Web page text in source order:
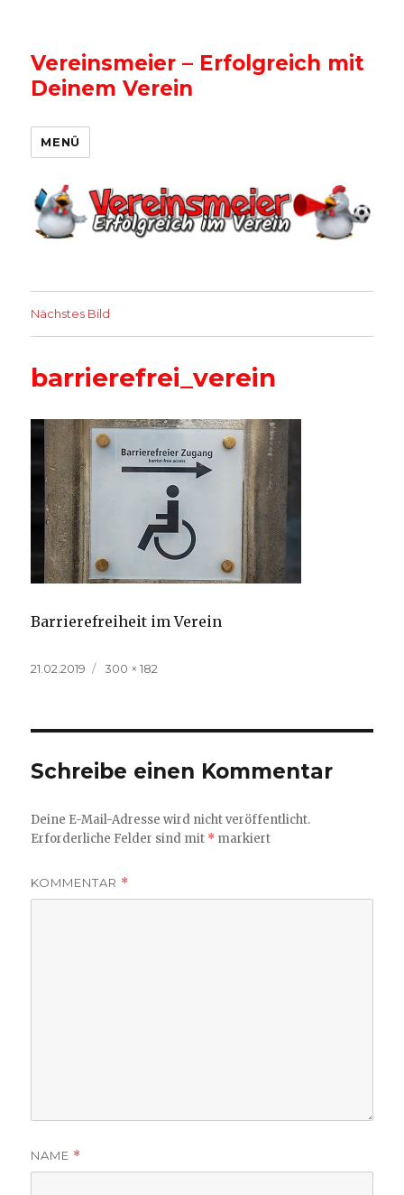
Vereinsmeier – Erfolgreich mit
Deinem Verein
MENÜ
Nächstes Bild
barrierefrei_verein
Barrierefreiheit im Verein
Veröffentlicht
21.02.2019
Volle
300 × 182
Schreibe einen Kommentar
Deine E-Mail-Adresse wird nicht veröffentlicht.
Erforderliche Felder sind mit * markiert
KOMMENTAR *
NAME *